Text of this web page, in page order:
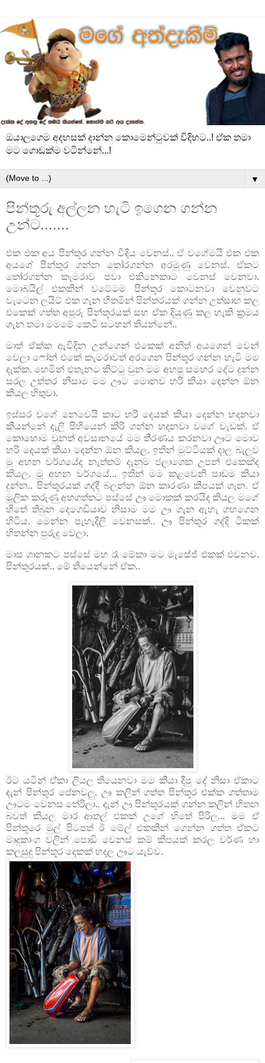
ඔයාලගෙම අදහසක් දාන්න කොමෙන්ටුවක් විදිහට..! ඒක තමා
මට ගොඩක්ම වටින්නේ...!
▼
පින්තූරු අල්ලන හැටි ඉගෙන ගන්න
උන්ට.......
එක එක අය පින්තූර ගන්න විදිය වෙනස්.. ඒ වගේමයි එක එක
අයගේ පින්තූර ගන්න තෝරගන්න අරමුණු වෙනස්. ඒකට
තෝරගන්න කැමරාව පවා එකිනෙකාට වෙනස් වෙනවා.
මොබයිල් එකකින් වටේටම පින්තූර කොටනවා වෙනුවට
වැටෙන ලයිට් එක ගැන හිතමින් පින්තරයක් ගන්න උත්සාහ කල
එකෙක් ගත්ත අපූරු පින්තූරයක් සහ ඒක දියුණු කල හැකි ක්‍රමය
ගැන තමා මමමේ කෙටි සටහන් තියන්නේ..
මාත් ඒක්ක ඇවිදින උන්ගෙන් එකෙක් අනිත් අයගෙන් වෙන්
වෙලා ෆෝන් එකේ කැමරාවත් අරගෙන පින්තූර ගන්න හැටි මම
දැක්ක. හෙමින් එතැනට කිට්ටු වුන මම අහපු සමහර දේට දුන්න
සරල උත්තර නිසාම මම ඌට මොනව හරි කියා දෙන්න ඕන
කියල හිතුවා.
ඉස්සර වගේ නෙවෙයි කාට හරි දෙයක් කියා දෙන්න හදනවා
කියන්නේ දැලි පිහියෙන් කිරි ගන්න හදනවා වගේ වැඩක්. ඒ
කොහොම වුනත් අවසානයේ මම තීරණය කරනවා ඌට මොව
හරි දෙයක් කියා දෙන්න ඕන කියල. ඉතින් මුට්ටියක් දාල බැලුව
මූ අහන වර්ගයේද නැත්තම් දැනුම ජලාශෙක උපන් එකෙක්ද
කියල. මූ අහන වර්ගයේ... ඉතින් මම කළවෙනි පාඩම කියා
දුන්න.. පින්තූරයක් ගද්දී බලන්න ඕන කාරණා කීපයක් ගැන. ඒ
මූලික කරුණු අහගත්තට පස්සේ ඌ මොකක් කරයිද කියල මගේ
හිතේ තිබුන දෙගෙඩියාව නිසාම මම ඌ ගැන ඇහැ ගහගෙන
හිටිය. මෙන්න පැහැදිලි වෙනසක්.. ඌ පින්තූර ගද්දි ටිකක්
හිතන්න පුරුදු වෙලා.
මාස ගානකට පස්සේ මහ රෑ මේකා මට මැසේජ් එකක් එවනව.
පින්තූරයක්.. මේ තියෙන්නේ ඒක..
ඊට යටින් ඒ්කා ලියල තියෙනවා මම කියා දීපු දේ නිසා ඒකාට
දැන් පින්තූර පේනවලු. ඌ කලින් ගත්ත පින්තූර එක්ක ගත්තාම
ඌටම වෙනස තේරිලා.. දැන් ඌ පින්තූරයක් ගන්න කලින් හිතන
බවත් කියල මාර ආතල් එකක් උගේ හිතේ පිරිල... මම ඒ
පින්තූරෙ මුල් පිටපත් ඊ මේල් එකකින් ගෙන්න ගත්ත ඒකට
මෘදුකාංග වලින් පොඩි වෙනස් කම් කීපයක් කරල වර්ණ හා
කලුසුදු පින්තූර දෙකක් හදල ඌට යැව්ව.